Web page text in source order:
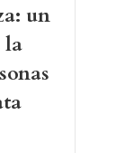
un
la